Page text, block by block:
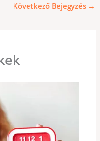
Következő Bejegyzés →